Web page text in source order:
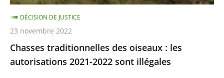
sont
illégales
Chasses traditionnelles des oiseaux : les
autorisations 2021-2022 sont illégales
DÉCISION DE JUSTICE
23 novembre 2022